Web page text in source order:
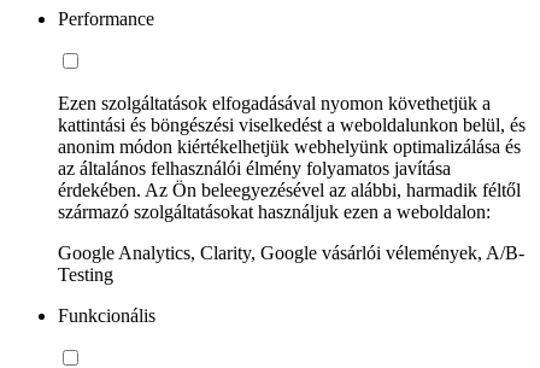
Performance
Ezen szolgáltatások elfogadásával nyomon követhetjük a
kattintási és böngészési viselkedést a weboldalunkon belül, és
anonim módon kiértékelhetjük webhelyünk optimalizálása és
az általános felhasználói élmény folyamatos javítása
érdekében. Az Ön beleegyezésével az alábbi, harmadik féltől
származó szolgáltatásokat használjuk ezen a weboldalon:
Google Analytics, Clarity, Google vásárlói vélemények, A/B-
Testing
Funkcionális